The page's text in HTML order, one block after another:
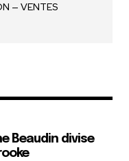
— VENTES
Beaudin divise